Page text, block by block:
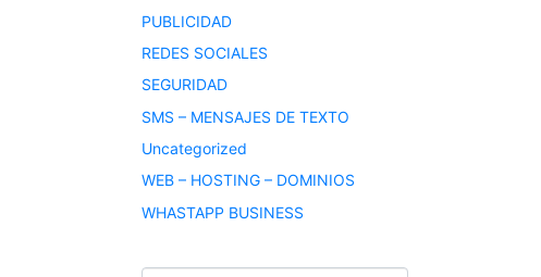
PUBLICIDAD
REDES SOCIALES
SEGURIDAD
SMS – MENSAJES DE TEXTO
Uncategorized
WEB – HOSTING – DOMINIOS
WHASTAPP BUSINESS